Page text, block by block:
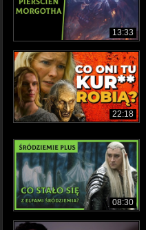
13:33
22:18
08:30